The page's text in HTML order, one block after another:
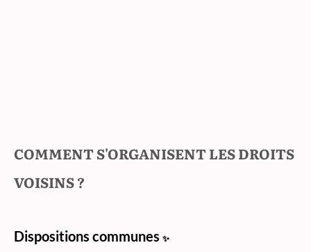
COMMENT S'ORGANISENT LES DROITS
VOISINS ?
Dispositions communes ✨